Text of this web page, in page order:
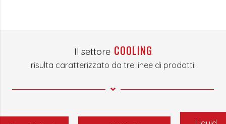
Il settore COOLING
risulta caratterizzato da tre linee di prodotti: